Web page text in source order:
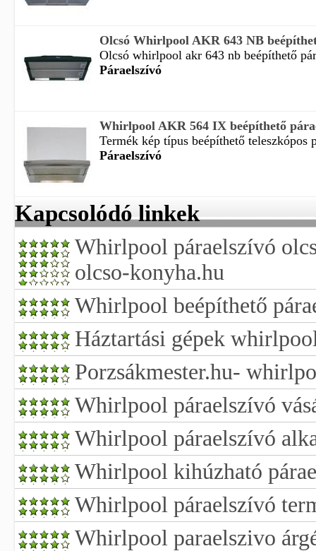
Olcsó Whirlpool AKR 643 NB
Olcsó whirlpool akr 643 nb beépíthető
Páraelszívó
Whirlpool AKR 564 IX beépíthető
Termék kép típus beépíthető teleszkópos
Páraelszívó
Kapcsolódó linkek
Whirlpool páraelszívó
olcso-konyha.hu
Whirlpool beépíthető
Háztartási gépek
Porzsákmester.hu-
Whirlpool páraelszívó
Whirlpool páraelszívó
Whirlpool kihúzható
Whirlpool páraelszívó
Whirlpool paraelszivo